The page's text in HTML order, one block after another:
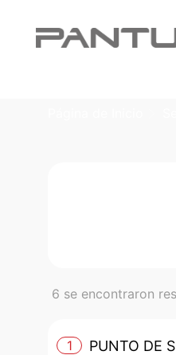
6 se encontraron
1 PUNTO DE